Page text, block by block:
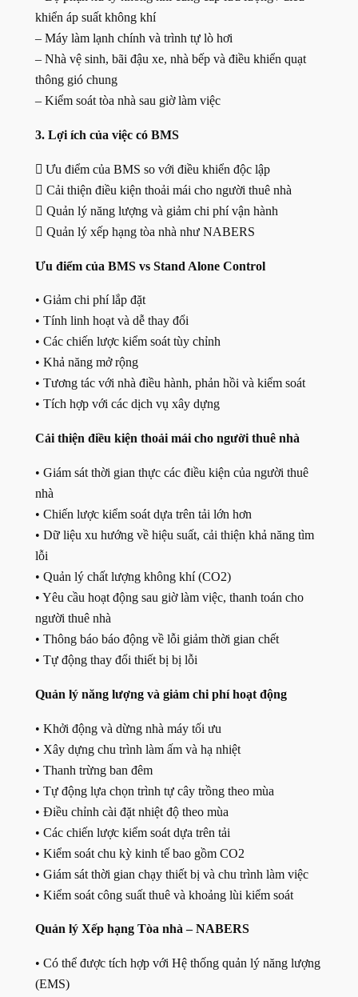
khiển áp suất không khí
– Máy làm lạnh chính và trình tự lò hơi
– Nhà vệ sinh, bãi đậu xe, nhà bếp và điều khiển quạt
thông gió chung
– Kiểm soát tòa nhà sau giờ làm việc
3. Lợi ích của việc có BMS
 Ưu điểm của BMS so với điều khiển độc lập
 Cải thiện điều kiện thoải mái cho người thuê nhà
 Quản lý năng lượng và giảm chi phí vận hành
 Quản lý xếp hạng tòa nhà như NABERS
Ưu điểm của BMS vs Stand Alone Control
• Giảm chi phí lắp đặt
• Tính linh hoạt và dễ thay đổi
• Các chiến lược kiểm soát tùy chỉnh
• Khả năng mở rộng
• Tương tác với nhà điều hành, phản hồi và kiểm soát
• Tích hợp với các dịch vụ xây dựng
Cải thiện điều kiện thoải mái cho người thuê nhà
• Giám sát thời gian thực các điều kiện của người thuê
nhà
• Chiến lược kiểm soát dựa trên tải lớn hơn
• Dữ liệu xu hướng về hiệu suất, cải thiện khả năng tìm
lỗi
• Quản lý chất lượng không khí (CO2)
• Yêu cầu hoạt động sau giờ làm việc, thanh toán cho
người thuê nhà
• Thông báo báo động về lỗi giảm thời gian chết
• Tự động thay đổi thiết bị bị lỗi
Quản lý năng lượng và giảm chi phí hoạt động
• Khởi động và dừng nhà máy tối ưu
• Xây dựng chu trình làm ấm và hạ nhiệt
• Thanh trừng ban đêm
• Tự động lựa chọn trình tự cây trồng theo mùa
• Điều chỉnh cài đặt nhiệt độ theo mùa
• Các chiến lược kiểm soát dựa trên tải
• Kiểm soát chu kỳ kinh tế bao gồm CO2
• Giám sát thời gian chạy thiết bị và chu trình làm việc
• Kiểm soát công suất thuê và khoảng lùi kiểm soát
Quản lý Xếp hạng Tòa nhà – NABERS
• Có thể được tích hợp với Hệ thống quản lý năng lượng
(EMS)